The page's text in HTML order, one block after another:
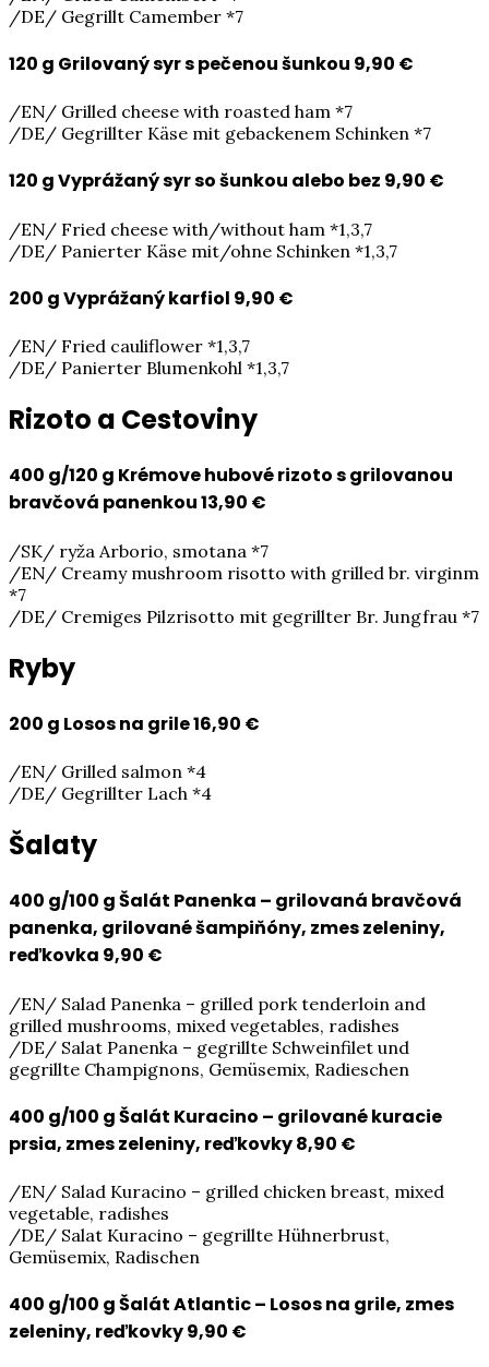
/DE/ Gegrillt Camember *7
120 g Grilovaný syr s pečenou šunkou 9,90 €
/EN/ Grilled cheese with roasted ham *7
/DE/ Gegrillter Käse mit gebackenem Schinken *7
120 g Vyprážaný syr so šunkou alebo bez 9,90 €
/EN/ Fried cheese with/without ham *1,3,7
/DE/ Panierter Käse mit/ohne Schinken *1,3,7
200 g Vyprážaný karfiol 9,90 €
/EN/ Fried cauliflower *1,3,7
/DE/ Panierter Blumenkohl *1,3,7
Rizoto a Cestoviny
400 g/120 g Krémove hubové rizoto s grilovanou
bravčová panenkou13,90 €
/SK/ ryža Arborio, smotana *7
/EN/ Creamy mushroom risotto with grilled br. virginm
*7
/DE/ Cremiges Pilzrisotto mit gegrillter Br. Jungfrau *7
Ryby
200 g Losos na grile16,90 €
/EN/ Grilled salmon *4
/DE/ Gegrillter Lach *4
Šalaty
400 g/100 g Šalát Panenka – grilovaná bravčová
panenka, grilované šampiňóny, zmes zeleniny,
reďkovka 9,90 €
/EN/ Salad Panenka – grilled pork tenderloin and
grilled mushrooms, mixed vegetables, radishes
/DE/ Salat Panenka – gegrillte Schweinfilet und
gegrillte Champignons, Gemüsemix, Radieschen
400 g/100 g Šalát Kuracino – grilované kuracie
prsia, zmes zeleniny, reďkovky8,90 €
/EN/ Salad Kuracino – grilled chicken breast, mixed
vegetable, radishes
/DE/ Salat Kuracino – gegrillte Hühnerbrust,
Gemüsemix, Radischen
400 g/100 g Šalát Atlantic – Losos na grile, zmes
zeleniny, reďkovky9,90 €